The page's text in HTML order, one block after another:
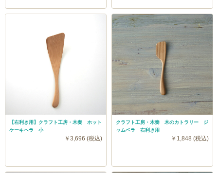
【右利き用】クラフト工房・木奏 ホット
ケーキヘラ 小
￥3,696 (税込)
クラフト工房・木奏 木のカトラリー ジ
ャムベラ 右利き用
￥1,848 (税込)